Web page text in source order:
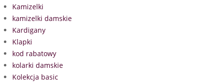
Kamizelki
kamizelki damskie
Kardigany
Klapki
kod rabatowy
kolarki damskie
Kolekcja basic